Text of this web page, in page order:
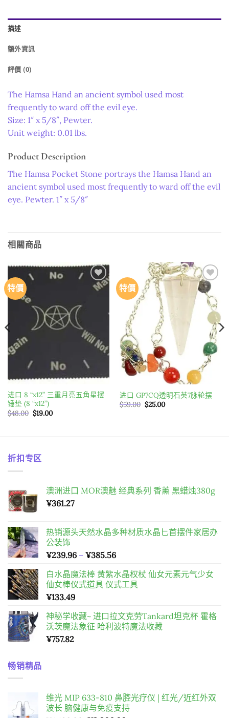
描述
額外資訊
評價 (0)
The Hamsa Hand an ancient symbol used most
frequently to ward off the evil eye.
Size: 1″ x 5/8″, Pewter.
Unit weight: 0.01 lbs.
Product Description
The Hamsa Pocket Stone portrays the Hamsa Hand an
ancient symbol used most frequently to ward off the evil
eye. Pewter. 1″ x 5/8″
相關商品
特價
Add to
进口 8 “x12” 三重月亮五角星摆
锤垫 (8 “x12”)
$48.00 原
始
$19.00目
特價
Add to
wishlist
进口 GP7CQ透明石英7脉轮摆
$59.00 原
始
$25.00目
折扣专区
澳洲进口 MOR澳魅 经典系列 香薰 黑蜡烛380g
¥361.27
热销源头天然水晶多种材质水晶匕首摆件家居办
公装饰
¥239.96 – ¥385.56價
範
圍：
¥385.56
白水晶魔法棒 黄紫水晶权杖 仙女元素元气少女
仙女棒仪式道具 仪式工具
¥133.49
神秘学收藏~ 进口拉文克劳Tankard坦克杯 霍格
沃茨魔法象征 哈利波特魔法收藏
¥757.82
畅销精品
维光 MIP 633-810 鼻腔光疗仪 | 红光/近红外双
波长 脑健康与免疫支持